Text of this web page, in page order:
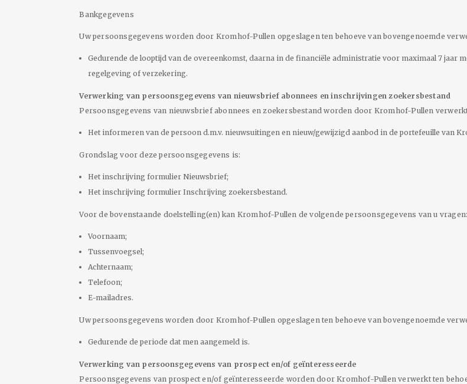
Bankgegevens
Uw persoonsgegevens worden door Kromhof-Pullen opgeslagen ten behoeve van bovengenoemde
Gedurende de looptijd van de overeenkomst, daarna in de financiële administratie voor maximaal 7 jaar
regelgeving of verzekering.
Verwerking van persoonsgegevens van nieuwsbrief abonnees en inschrijvingen zoekersbestand
Persoonsgegevens van nieuwsbrief abonnees en zoekersbestand worden door Kromhof-Pullen
Het informeren van de persoon d.m.v. nieuwsuitingen en nieuw/gewijzigd aanbod in de portefeuille van
Grondslag voor deze persoonsgegevens is:
Het inschrijving formulier Nieuwsbrief;
Het inschrijving formulier Inschrijving zoekersbestand.
Voor de bovenstaande doelstelling(en) kan Kromhof-Pullen de volgende persoonsgegevens van u vragen:
Voornaam;
Tussenvoegsel;
Achternaam;
Telefoon;
E-mailadres.
Uw persoonsgegevens worden door Kromhof-Pullen opgeslagen ten behoeve van bovengenoemde
Gedurende de periode dat men aangemeld is.
Verwerking van persoonsgegevens van prospect en/of geïnteresseerde
Persoonsgegevens van prospect en/of geïnteresseerde worden door Kromhof-Pullen verwerkt ten